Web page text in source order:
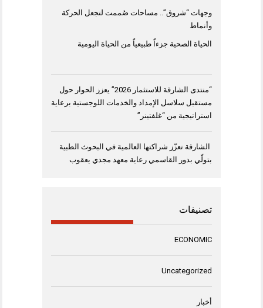
وجهات “شروق”.. مساحات صُممت لتجعل الحركة
وأنماط
الحياة الصحية جزءاً طبيعياً من الحياة اليومية
“منتدى الشارقة للاستثمار 2026” يعزز الحوار حول
مستقبل سلاسل الإمداد والخدمات اللوجستية برعاية
استراتيجية من “غلفتينر”
الشارقة تعزّز شراكتها العالمية في البحوث الطبية
بتولّي بدور القاسمي رعاية معهد مجدي يعقوب
تصنيفات
ECONOMIC
Uncategorized
أخبار